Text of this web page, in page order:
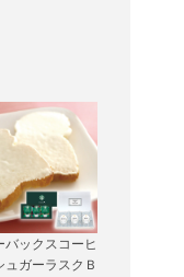
バックスコーヒ
ュガーラスクＢ